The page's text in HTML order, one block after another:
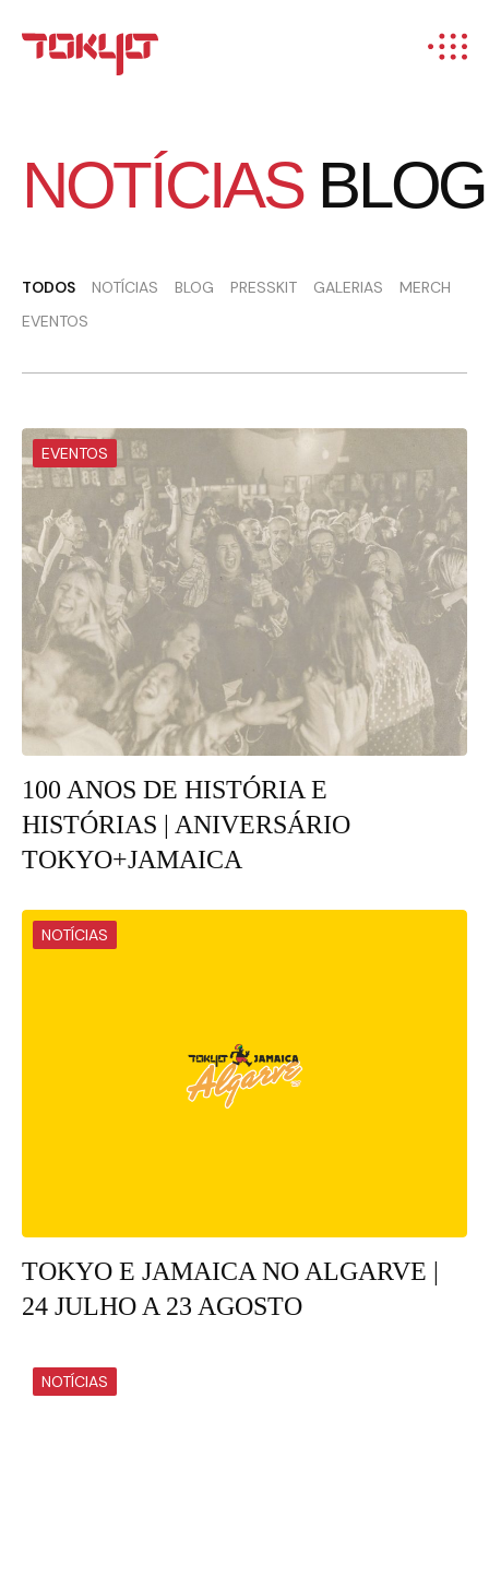
NOTÍCIAS
TODOS NOTÍCIAS BLOG PRESSKIT GALERIAS
MERCH
EVENTOS
100 ANOS DE HISTÓRIA E
HISTÓRIAS | ANIVERSÁRIO
TOKYO+JAMAICA
EVENTOS
TOKYO E JAMAICA NO ALGARVE |
24 JULHO A 23 AGOSTO
NOTÍCIAS
NOTÍCIAS